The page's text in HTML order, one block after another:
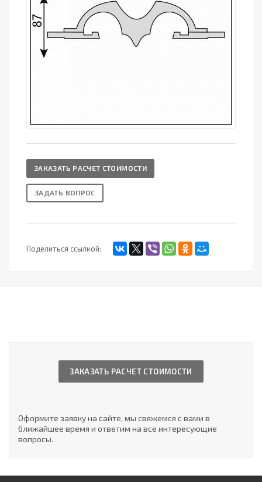
ЗАКАЗАТЬ РАСЧЕТ СТОИМОСТИ
ЗАДАТЬ ВОПРОС
Поделиться ссылкой:
ЗАКАЗАТЬ РАСЧЕТ СТОИМОСТИ
Оформите заявку на сайте, мы свяжемся с вами в
ближайшее время и ответим на все интересующие
вопросы.